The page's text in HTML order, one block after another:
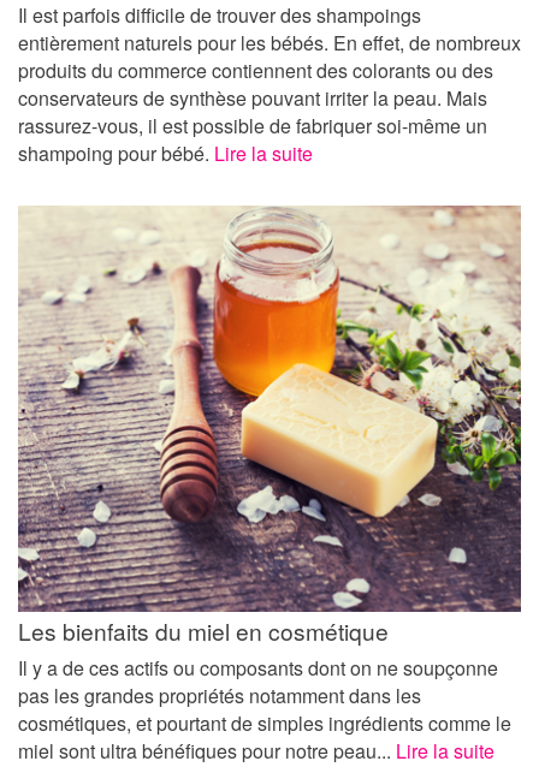
Il est parfois difficile de trouver des shampoings
entièrement naturels pour les bébés. En effet, de nombreux
produits du commerce contiennent des colorants ou des
conservateurs de synthèse pouvant irriter la peau. Mais
rassurez-vous, il est possible de fabriquer soi-même un
shampoing pour bébé. Lire la suite
Les bienfaits du miel en cosmétique
Il y a de ces actifs ou composants dont on ne soupçonne
pas les grandes propriétés notamment dans les
cosmétiques, et pourtant de simples ingrédients comme le
miel sont ultra bénéfiques pour notre peau... Lire la suite